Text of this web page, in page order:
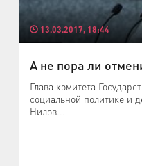
13.03.2017, 18:44
А не пора ли
Глава комитета
социальной политике и
Нилов...